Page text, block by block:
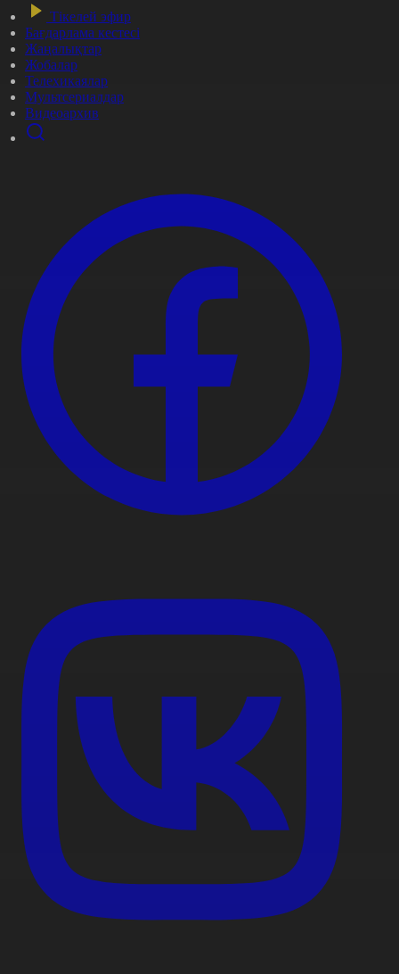
Тікелей эфир
Бағдарлама кестесі
Жаңалықтар
Жобалар
Телехикаялар
Мультсериалдар
Видеоархив